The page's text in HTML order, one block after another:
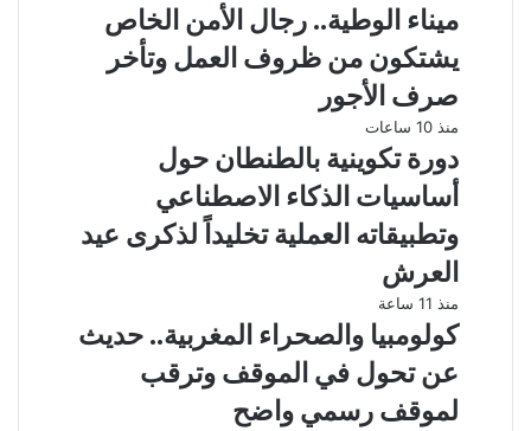
ميناء الوطية.. رجال الأمن الخاص
يشتكون من ظروف العمل وتأخر
صرف الأجور
منذ 10 ساعات
دورة تكوينية بالطنطان حول
أساسيات الذكاء الاصطناعي
وتطبيقاته العملية تخليداً لذكرى عيد
العرش
منذ 11 ساعة
كولومبيا والصحراء المغربية.. حديث
عن تحول في الموقف وترقب
لموقف رسمي واضح